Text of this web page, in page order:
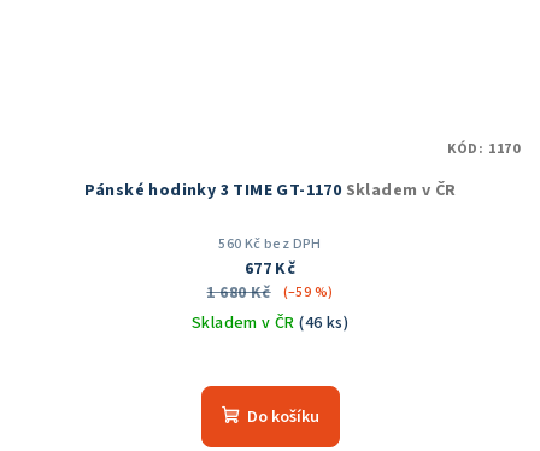
Pánské hodinky 3 TIME GT-1170 Skladem v ČR
560 Kč bez DPH
677 Kč
1 680 Kč
(–59 %)
Skladem v ČR(46 ks)
hodnocení
produktu
Do košíku
KÓD: 1170